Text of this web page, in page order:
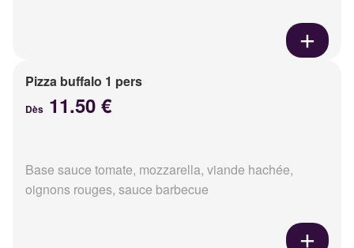
Pizza buffalo 1 pers
Dès 11.50 €
Base sauce tomate, mozzarella, viande hachée,
oignons rouges, sauce barbecue